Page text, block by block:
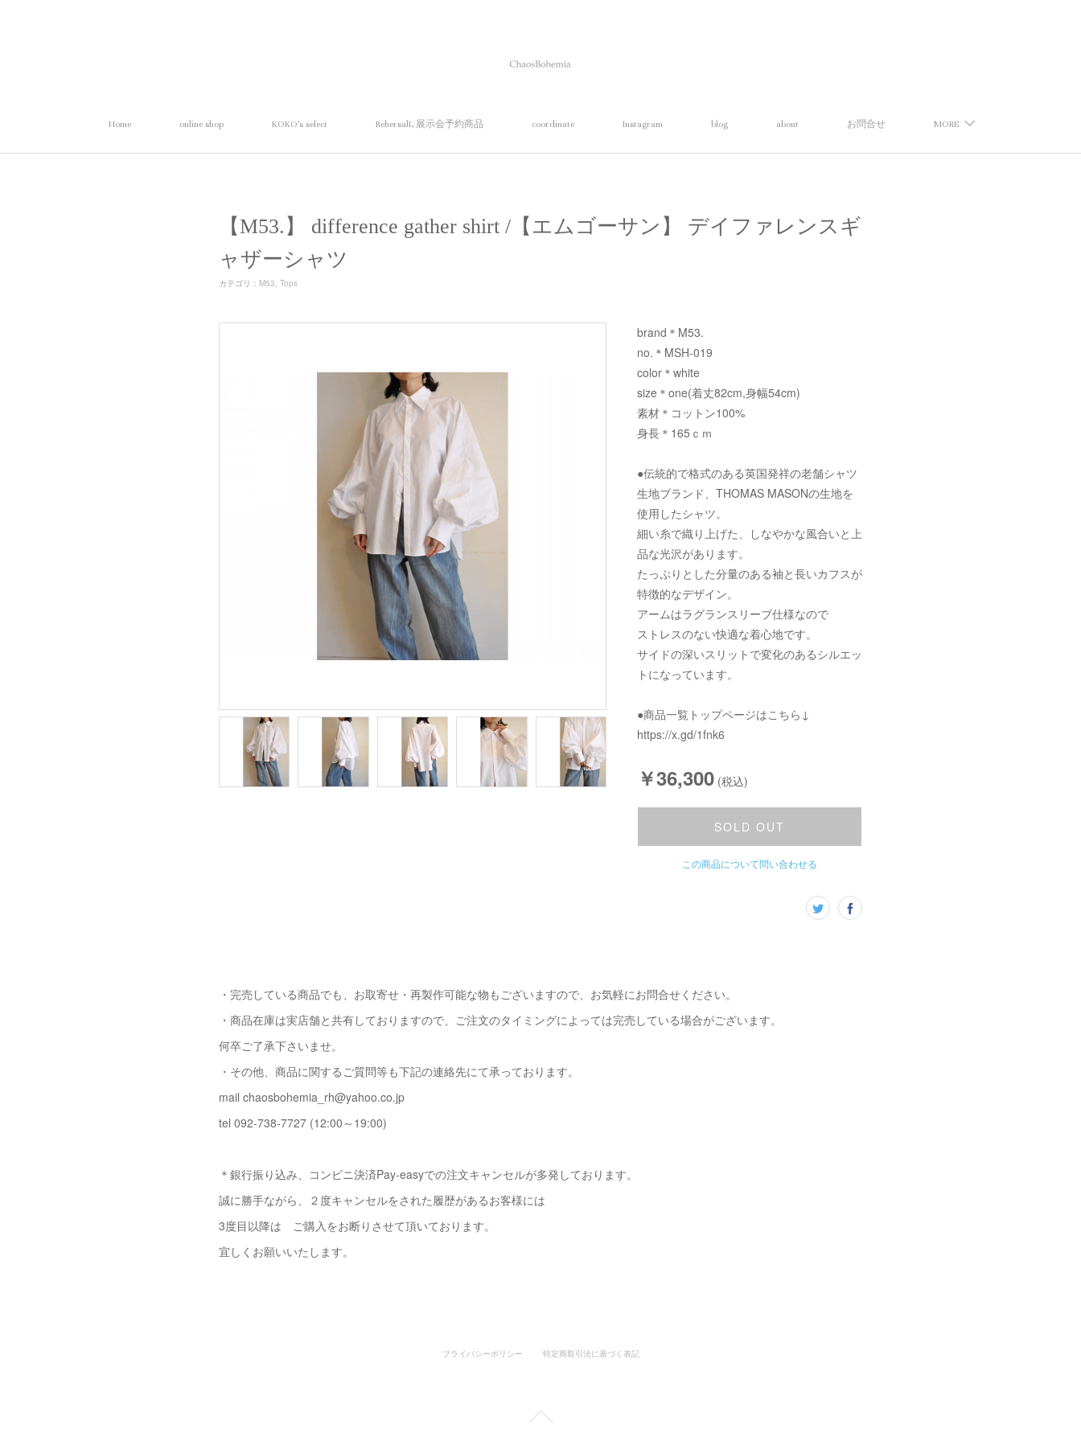
Home online shop KOKO's select RehersalL 展示会予約商品 coordinate Instagram blog about お問合せ MORE
【M53.】 difference gather shirt /【エムゴーサン】 デイファレンスギ
ャザーシャツ
カテゴリ ： M53 Tops
brand＊M53.
no.＊MSH-019
color＊white
size＊one(着丈82cm,身幅54cm)
素材＊コットン100%
身長＊165ｃｍ
●伝統的で格式のある英国発祥の老舗シャツ
生地ブランド、THOMAS MASONの生地を
使用したシャツ。
細い糸で織り上げた、しなやかな風合いと上
品な光沢があります。
たっぷりとした分量のある袖と長いカフスが
特徴的なデザイン。
アームはラグランスリーブ仕様なので
ストレスのない快適な着心地です。
サイドの深いスリットで変化のあるシルエッ
トになっています。
●商品一覧トップページはこちら↓
https://x.gd/1fnk6
￥36,300 (税込)
SOLD OUT
この商品について問い合わせる
・完売している商品でも、お取寄せ・再製作可能な物もございますので、お気軽にお問合せください。
・商品在庫は実店舗と共有しておりますので、ご注文のタイミングによっては完売している場合がございます。
何卒ご了承下さいませ。
・その他、商品に関するご質問等も下記の連絡先にて承っております。
mail chaosbohemia_rh@yahoo.co.jp
tel 092-738-7727 (12:00～19:00)
＊銀行振り込み、コンビニ決済Pay-easyでの注文キャンセルが多発しております。
誠に勝手ながら、２度キャンセルをされた履歴があるお客様には
3度目以降は ご購入をお断りさせて頂いております。
宜しくお願いいたします。
プライバシーポリシー 特定商取引法に基づく表記